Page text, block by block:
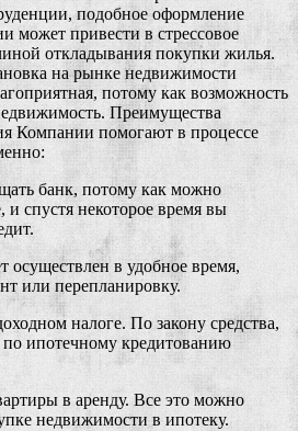
подобное оформление
может привести в стрессовое
откладывания покупки жилья.
на рынке недвижимости
потому как возможность
Преимущества
Компании помогают в процессе
банк, потому как можно
и спустя некоторое время вы
осуществлен в удобное время,
или перепланировку.
налоге. По закону средства,
ипотечному кредитованию
в аренду. Все это можно
недвижимости в ипотеку.